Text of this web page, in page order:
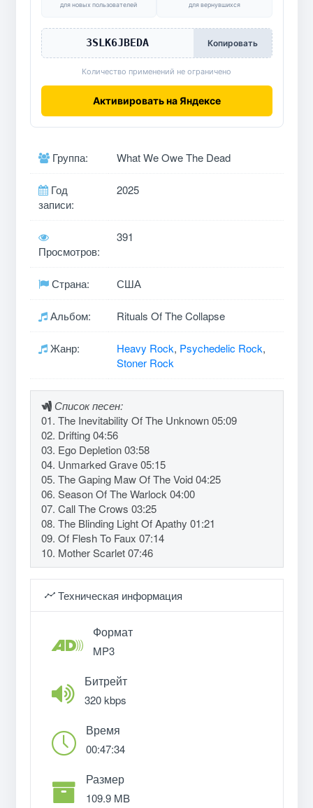
для новых пользователей для вернувшихся
3SLK6JBEDA Копировать
Количество применений не ограничено
Активировать на Яндексе
Группа: What We Owe The Dead
Год
записи:
2025
Просмотров:
391
Страна: США
Альбом: Rituals Of The Collapse
Жанр: Heavy Rock, Psychedelic Rock,
Stoner Rock
Список песен:
01. The Inevitability Of The Unknown 05:09
02. Drifting 04:56
03. Ego Depletion 03:58
04. Unmarked Grave 05:15
05. The Gaping Maw Of The Void 04:25
06. Season Of The Warlock 04:00
07. Call The Crows 03:25
08. The Blinding Light Of Apathy 01:21
09. Of Flesh To Faux 07:14
10. Mother Scarlet 07:46
Техническая информация
Формат
MP3
Битрейт
320 kbps
Время
00:47:34
Размер
109.9 MB